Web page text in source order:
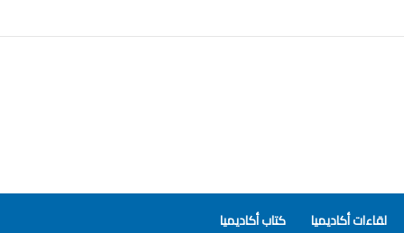
لقاءات أكاديميا كتاب أكاديميا